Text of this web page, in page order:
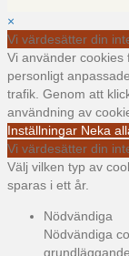
×
Vi värdesätter din
Vi använder cookies
personligt
trafik. Genom att
användning av
Inställningar Neka
Vi värdesätter din
Välj vilken typ av
sparas i ett år.
Nödvändiga
Nödvändiga